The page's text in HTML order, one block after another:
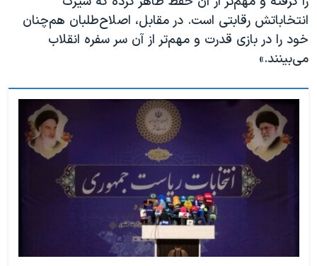
انتخاباتش رقابتی است. در مقابل، اصلاح‌طلبان هم‌چنان
خود را در بازی قدرت و مهم‌تر از آن سر سفره انقلاب
می‌بینند.»